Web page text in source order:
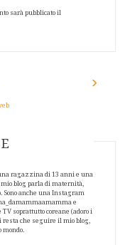
sarà pubblicato il
›
ragazzina di 13 anni e una
blog parla di maternità,
anche una Instagram
e
soprattutto coreane (adoro i
resta che seguire il mio blog,
mondo.